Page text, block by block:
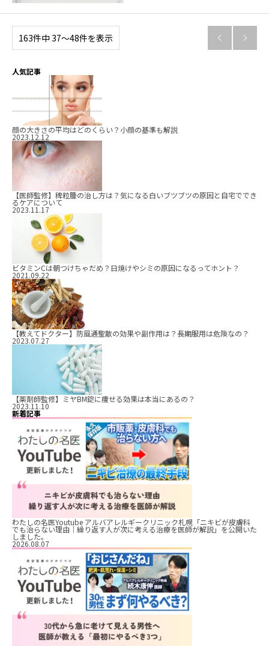
163件中 37〜48件を表示  
人気記事
顔の大きさの平均はどのくらい？小顔の基準も解説
2023.12.12
【医師監修】稗粒腫の治し方は？気になる白いブツブツの原因と自宅ででき
るケアについて
2023.11.17
ビタミンCは朝つけちゃだめ？日焼けやシミの原因になるってホント？
2021.09.22
【教えてドクター】防風通聖散の効果や副作用は？長期服用は危険なの？
2023.07.27
【薬剤師監修】ミヤBM錠に痩せる効果は本当にあるの？
2023.11.10
新着記事
わたしの名医Youtube アルバアレルギークリニック札幌「ニキビが皮膚科
でも治らない理由｜繰り返す人が次に考える治療を医師が解説」を公開いた
しました。
2026.08.07